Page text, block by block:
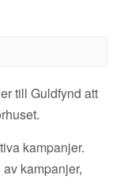
till Guldfynd att
kampanjer.
kampanjer,